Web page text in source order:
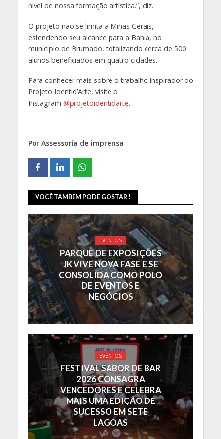
nível de nossa formação artística.”, diz.
O projeto não se limita a Minas Gerais,
estendendo seu alcance para a Bahia, no
município de Brumado, totalizando cerca de 500
alunos beneficiados em quatro cidades.
Para conhecer mais sobre o trabalho inspirador do
Projeto Identid’Arte, visite o
Instagram @projetoidentidarte.
Por Assessoria de imprensa
VOCÊ TAMBEM PODE GOSTAR !
EVENTOS
PARQUE DE EXPOSIÇÕES
JK VIVE NOVA FASE E SE
CONSOLIDA COMO POLO
DE EVENTOS E
NEGÓCIOS
EVENTOS
FESTIVAL SABOR DE BAR
2026 CONSAGRA
VENCEDORES E CELEBRA
MAIS UMA EDIÇÃO DE
SUCESSO EM SETE
LAGOAS